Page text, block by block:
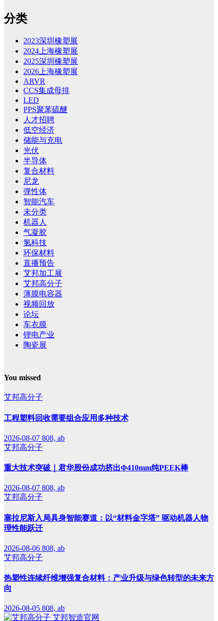
分类
2023深圳橡塑展
2024上海橡塑展
2025深圳橡塑展
2026上海橡塑展
ARVR
CCS集成母排
LED
PPS聚苯硫醚
人才招聘
低空经济
储能与充电
光伏
半导体
复合材料
尼龙
弹性体
智能汽车
未分类
机器人
气凝胶
氢科技
环保材料
直播预告
艾邦加工展
艾邦高分子
薄膜电容器
视频回放
论坛
车衣膜
锂电产业
陶瓷展
You missed
艾邦高分子
工程塑料回收需要组合应用多种技术
2026-08-07 808, ab
艾邦高分子
重大技术突破｜君华股份成功挤出Φ410mm纯PEEK棒
2026-08-07 808, ab
艾邦高分子
塞拉尼斯入局具身智能赛道：以“材料金字塔” 驱动机器人物
理性能跃迁
2026-08-06 808, ab
艾邦高分子
热塑性连续纤维增强复合材料：产业升级与绿色转型的未来方
向
2026-08-05 808, ab